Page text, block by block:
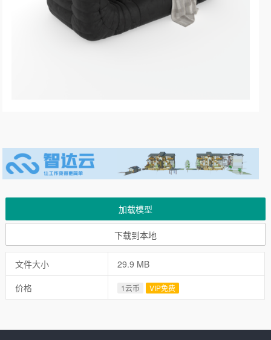
加载模型
下载到本地
文件大小
29.9 MB
价格
1云币 VIP免费